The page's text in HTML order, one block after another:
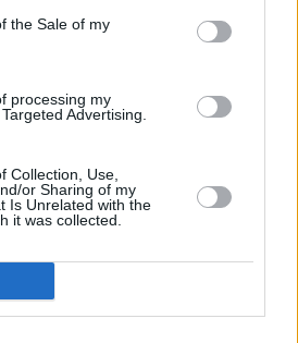
the Sale of my
processing my
Advertising.
Collection, Use,
or Sharing of my
Is Unrelated with the
it was collected.